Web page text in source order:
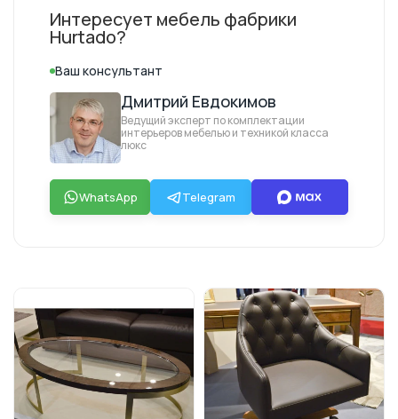
Интересует мебель фабрики
Hurtado?
Ваш консультант
Дмитрий Евдокимов
Ведущий эксперт по комплектации
интерьеров мебелью и техникой класса
люкс
WhatsApp Telegram